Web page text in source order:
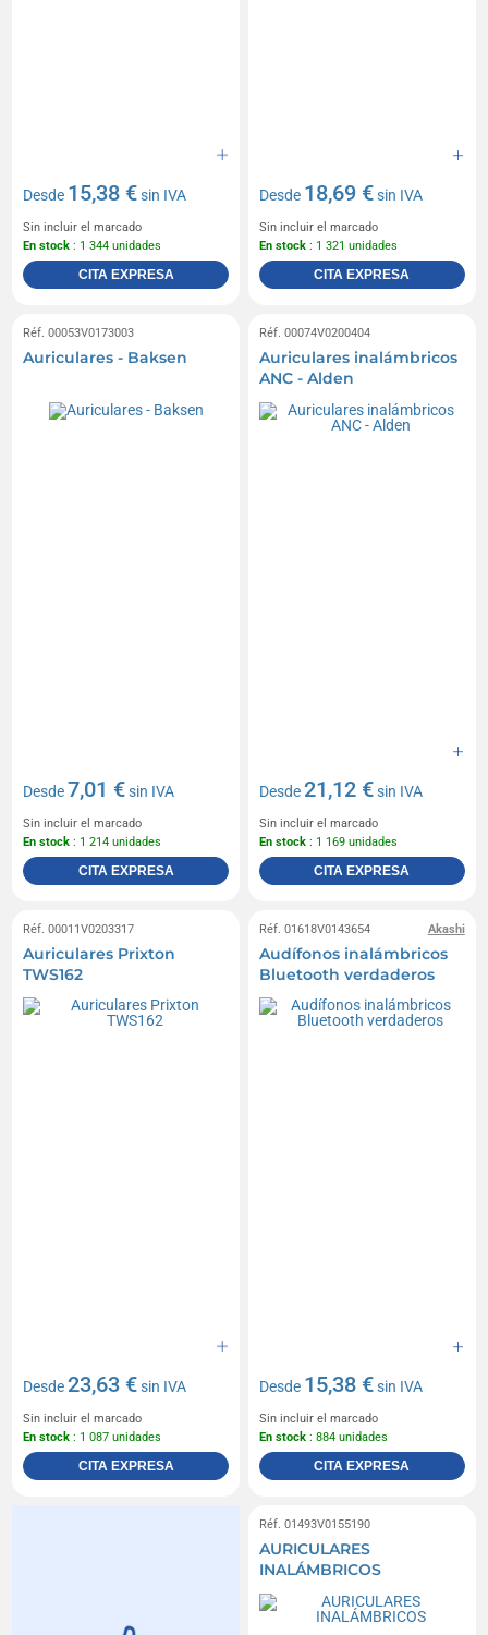
Desde 15,38 €sin IVA
Sin incluir el marcado
En stock : 1 344 unidades
CITA EXPRESA
Desde 18,69 €sin IVA
Sin incluir el marcado
En stock : 1 321 unidades
CITA EXPRESA
Réf. 00053V0173003
Auriculares - Baksen
Desde 7,01 €sin IVA
Sin incluir el marcado
En stock : 1 214 unidades
CITA EXPRESA
Réf. 00074V0200404
Auriculares inalámbricos
ANC - Alden
Desde21,12 €sin IVA
Sin incluir el marcado
En stock : 1 169 unidades
CITA EXPRESA
Réf. 00011V0203317
Auriculares Prixton
TWS162
Desde23,63 €sin IVA
Sin incluir el marcado
En stock : 1 087 unidades
CITA EXPRESA
Akashi
Réf. 01618V0143654
Audífonos inalámbricos
Bluetooth verdaderos
Desde 15,38 €sin IVA
Sin incluir el marcado
En stock : 884 unidades
CITA EXPRESA
Réf. 01493V0155190
AURICULARES
INALÁMBRICOS